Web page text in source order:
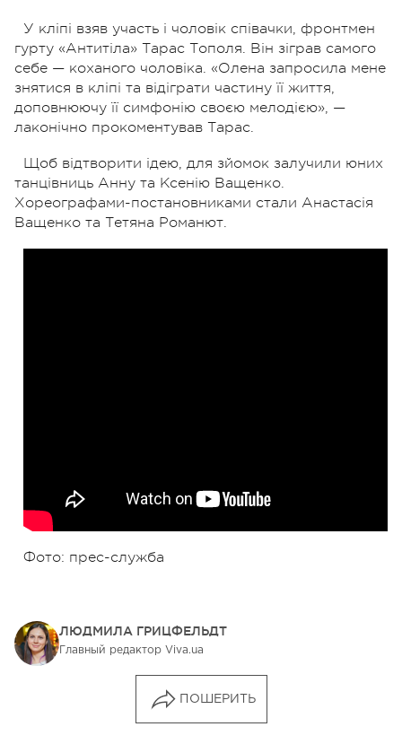
У кліпі взяв участь і чоловік співачки, фронтмен
гурту «Антитіла» Тарас Тополя. Він зіграв самого
себе — коханого чоловіка. «Олена запросила мене
знятися в кліпі та відіграти частину її життя,
доповнюючу її симфонію своєю мелодією», —
лаконічно прокоментував Тарас.
Щоб відтворити ідею, для зйомок залучили юних
танцівниць Анну та Ксенію Ващенко.
Хореографами-постановниками стали Анастасія
Ващенко та Тетяна Романют.
Фото: прес-служба
ЛЮДМИЛА ГРИЦФЕЛЬДТ
Главный редактор Viva.ua
ПОШЕРИТЬ